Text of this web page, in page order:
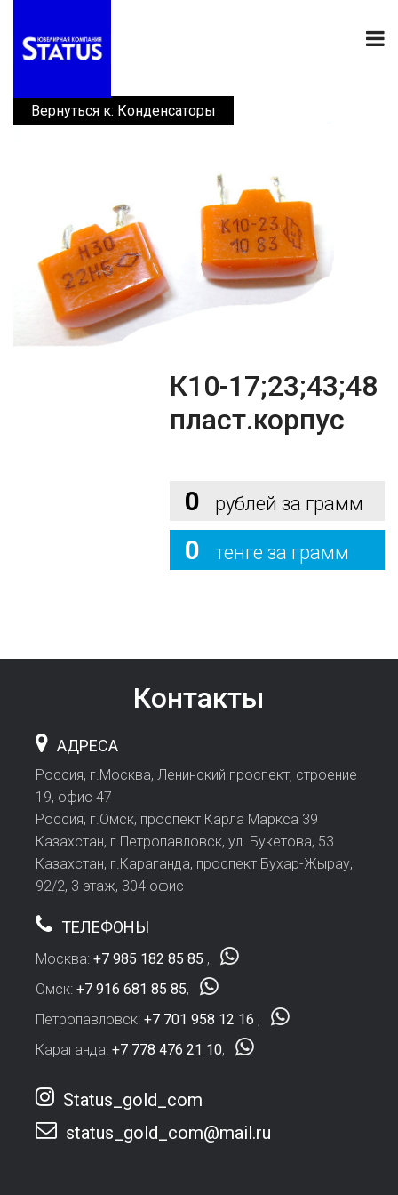
Вернуться к: Конденсаторы
К10-17;23;43;48
пласт.корпус
0 рублей за грамм
0 тенге за грамм
Контакты
АДРЕСА
Россия, г.Москва, Ленинский проспект, строение
19, офис 47
Россия, г.Омск, проспект Карла Маркса 39
Казахстан, г.Петропавловск, ул. Букетова, 53
Казахстан, г.Караганда, проспект Бухар-Жырау,
92/2, 3 этаж, 304 офис
ТЕЛЕФОНЫ
Москва: +7 985 182 85 85 ,
Омск: +7 916 681 85 85,
Петропавловск: +7 701 958 12 16 ,
Караганда: +7 778 476 21 10,
Status_gold_com
status_gold_com@mail.ru